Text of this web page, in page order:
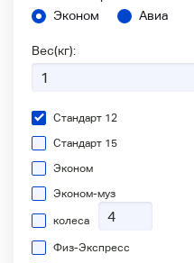
Эконом
Авиа
Вес(кг):
Стандарт 12
Стандарт 15
Эконом
Эконом-муз
колеса
Физ-Экспресс